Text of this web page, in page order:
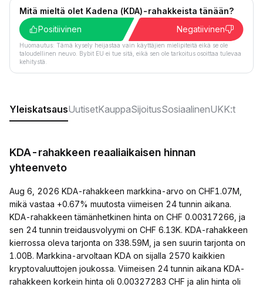
Mitä mieltä olet Kadena (KDA)-rahakkeista tänään?
Positiivinen
Negatiivinen
Huomautus: Tämä kysely heijastaa vain käyttäjien mielipiteitä eikä se ole
taloudellinen neuvo. Bybit EU ei tue sitä, eikä sen ole tarkoitus osoittaa tulevaa
kehitystä.
YleiskatsausUutisetKauppaSijoitusSosiaalinenUKK:t
KDA-rahakkeen reaaliaikaisen hinnan
yhteenveto
Aug 6, 2026 KDA-rahakkeen markkina-arvo on CHF1.07M,
mikä vastaa +0.67% muutosta viimeisen 24 tunnin aikana.
KDA-rahakkeen tämänhetkinen hinta on CHF 0.00317266, ja
sen 24 tunnin treidausvolyymi on CHF 6.13K. KDA-rahakkeen
kierrossa oleva tarjonta on 338.59M, ja sen suurin tarjonta on
1.00B. Markkina-arvoltaan KDA on sijalla 2570 kaikkien
kryptovaluuttojen joukossa. Viimeisen 24 tunnin aikana KDA-
rahakkeen korkein hinta oli 0.00327283 CHF ja alin hinta oli